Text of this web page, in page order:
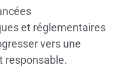
et réglementaires
vers une
responsable.